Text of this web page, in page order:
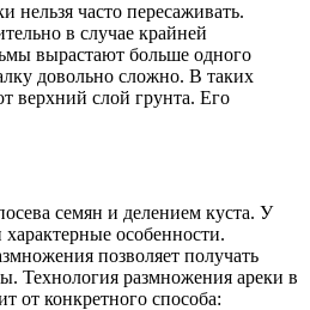
нельзя часто пересаживать.
в случае крайней
вырастают больше одного
довольно сложно. В таких
верхний слой грунта. Его
семян и делением куста. У
характерные особенности.
позволяет получать
Технология размножения ареки в
от конкретного способа: